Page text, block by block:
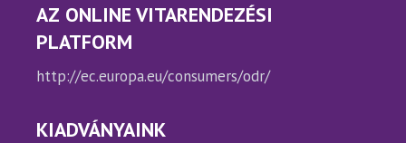
AZ ONLINE VITARENDEZÉSI
PLATFORM
http://ec.europa.eu/consumers/odr/
KIADVÁNYAINK